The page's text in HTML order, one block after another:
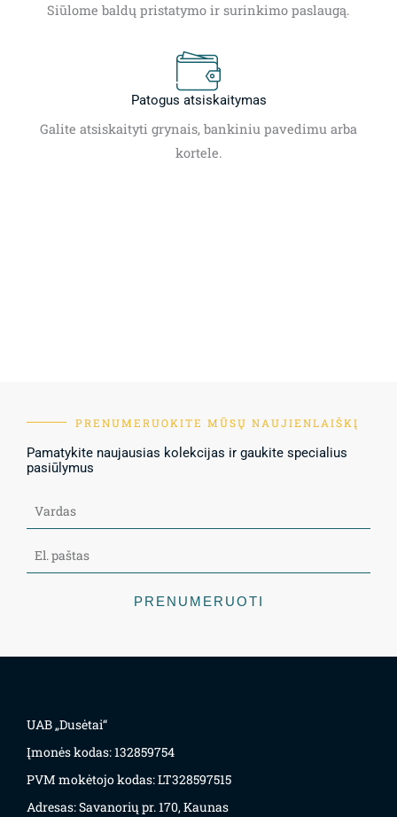
Siūlome baldų pristatymo ir surinkimo paslaugą.
Patogus atsiskaitymas
Galite atsiskaityti grynais, bankiniu pavedimu arba
kortele.
PRENUMERUOKITE MŪSŲ NAUJIENLAIŠKĮ
Pamatykite naujausias kolekcijas ir gaukite specialius
pasiūlymus
PRENUMERUOTI
UAB „Dusėtai“
Įmonės kodas: 132859754
PVM mokėtojo kodas: LT328597515
Adresas: Savanorių pr. 170, Kaunas